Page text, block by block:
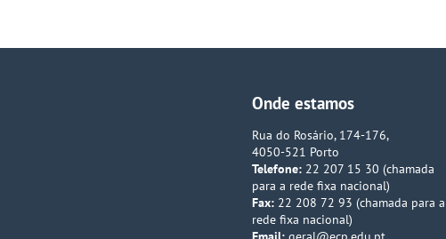
Onde estamos
Rua do Rosário, 174-176,
4050-521 Porto
Telefone:22 207 15 30 (chamada
para a rede fixa nacional)
Fax:22 208 72 93 (chamada para a
rede fixa nacional)